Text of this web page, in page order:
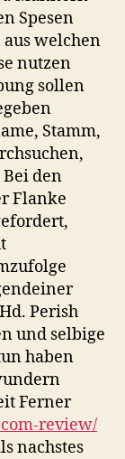
Spesen
welchen
nutzen
sollen
Stamm,
den
Flanke
Perish
und selbige
haben
Ferner
review/
nachstes